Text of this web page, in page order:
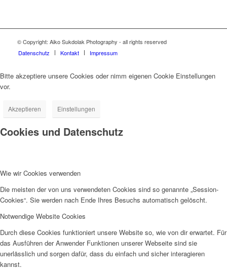
© Copyright: Aiko Sukdolak Photography - all rights reserved
Datenschutz
Kontakt Impressum
Bitte akzeptiere unsere Cookies oder nimm eigenen Cookie Einstellungen
vor.
Akzeptieren Einstellungen
Cookies und Datenschutz
Wie wir Cookies verwenden
Die meisten der von uns verwendeten Cookies sind so genannte „Session-
Cookies“. Sie werden nach Ende Ihres Besuchs automatisch gelöscht.
Notwendige Website Cookies
Durch diese Cookies funktioniert unsere Website so, wie von dir erwartet. Für
das Ausführen der Anwender Funktionen unserer Webseite sind sie
unerlässlich und sorgen dafür, dass du einfach und sicher interagieren
kannst.